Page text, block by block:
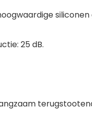
siliconen
25 dB.